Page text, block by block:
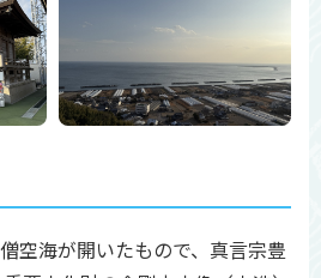
空海が開いたもので、真言宗豊